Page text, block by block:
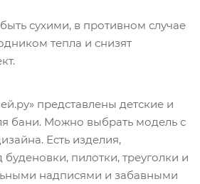
сухими, в противном случае
тепла и снизят
представлены детские и
бани. Можно выбрать модель с
Есть изделия,
пилотки, треуголки и
надписями и забавными